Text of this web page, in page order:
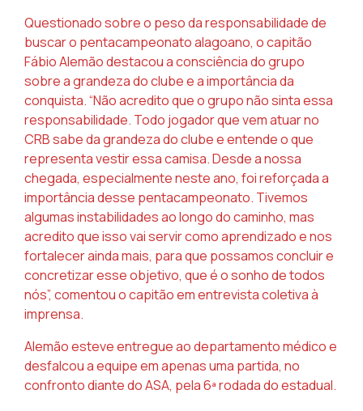
Questionado sobre o peso da responsabilidade de
buscar o pentacampeonato alagoano, o capitão
Fábio Alemão destacou a consciência do grupo
sobre a grandeza do clube e a importância da
conquista. “Não acredito que o grupo não sinta essa
responsabilidade. Todo jogador que vem atuar no
CRB sabe da grandeza do clube e entende o que
representa vestir essa camisa. Desde a nossa
chegada, especialmente neste ano, foi reforçada a
importância desse pentacampeonato. Tivemos
algumas instabilidades ao longo do caminho, mas
acredito que isso vai servir como aprendizado e nos
fortalecer ainda mais, para que possamos concluir e
concretizar esse objetivo, que é o sonho de todos
nós”, comentou o capitão em entrevista coletiva à
imprensa.
Alemão esteve entregue ao departamento médico e
desfalcou a equipe em apenas uma partida, no
confronto diante do ASA, pela 6ª rodada do estadual.